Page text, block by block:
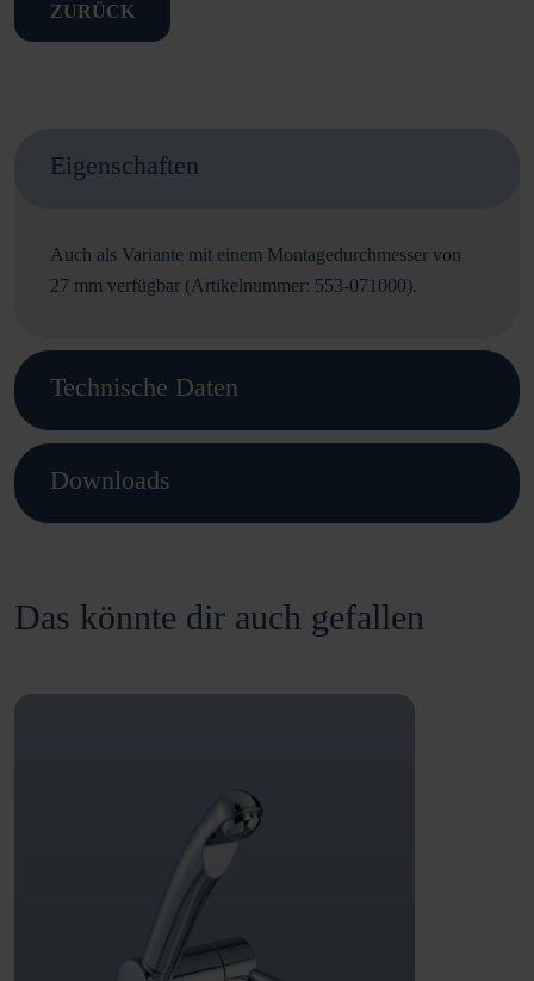
ZURÜCK
Eigenschaften
Auch als Variante mit einem Montagedurchmesser von
27 mm verfügbar (Artikelnummer: 553-071000).
Technische Daten
Downloads
Das könnte dir auch gefallen